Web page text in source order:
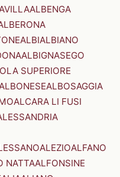
ALBENGA
ALBIALBIANO
ALBIGNASEGO
SUPERIORE
ALBOSAGGIA
ALCARA LI FUSI
ALEZIOALFANO
NATTAALFONSINE